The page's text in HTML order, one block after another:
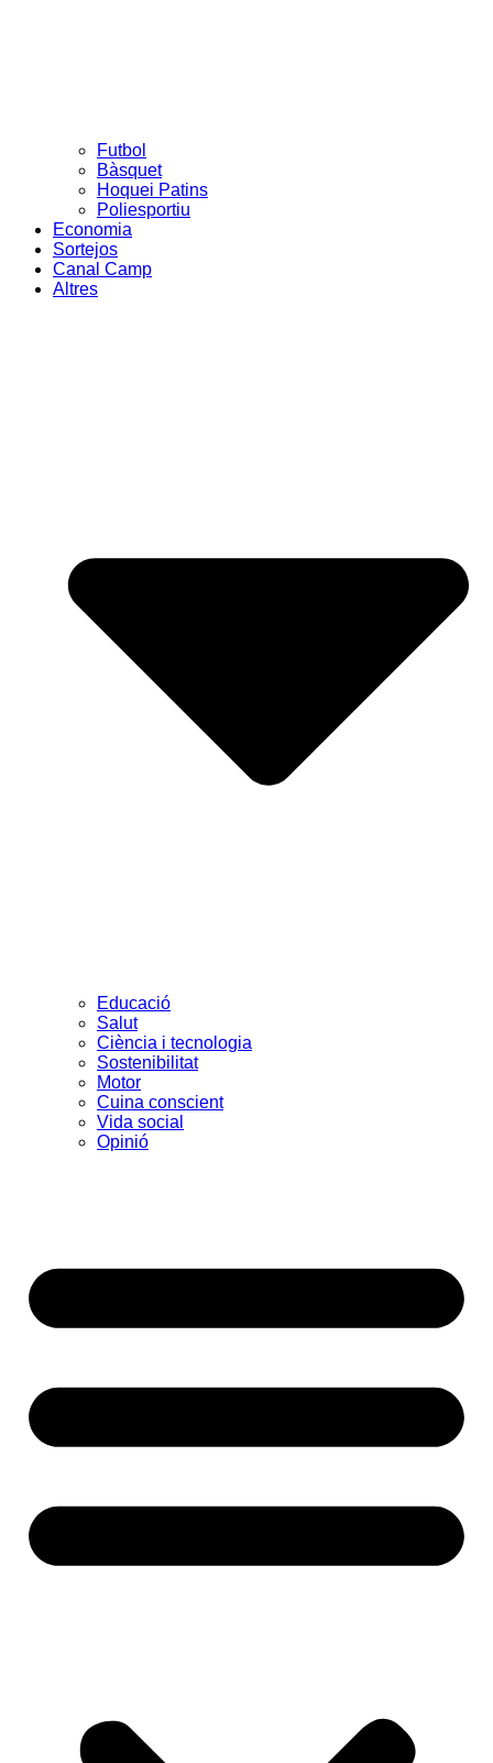
Futbol
Bàsquet
Hoquei Patins
Poliesportiu
Economia
Sortejos
Canal Camp
Altres
Educació
Salut
Ciència i tecnologia
Sostenibilitat
Motor
Cuina conscient
Vida social
Opinió